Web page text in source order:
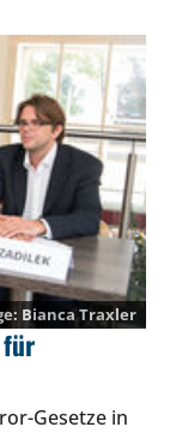
Bianca Traxler
Gesetze in